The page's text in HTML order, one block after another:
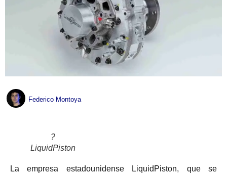
Federico Montoya
?
LiquidPiston
La empresa estadounidense LiquidPiston, que se